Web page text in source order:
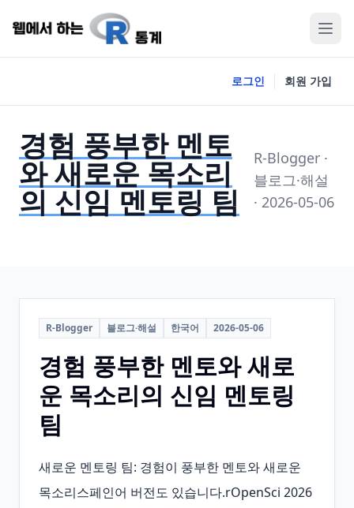
로그인 회원 가입
경험 풍부한 멘토
와 새로운 목소리
의 신임 멘토링 팀
R-Blogger ·
블로그·해설
· 2026-05-06
R-Blogger 블로그·해설 한국어 2026-05-06
경험 풍부한 멘토와 새로
운 목소리의 신임 멘토링
팀
새로운 멘토링 팀: 경험이 풍부한 멘토와 새로운
목소리스페인어 버전도 있습니다.rOpenSci 2026